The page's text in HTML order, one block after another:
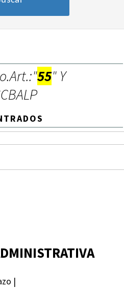
55" Y
|